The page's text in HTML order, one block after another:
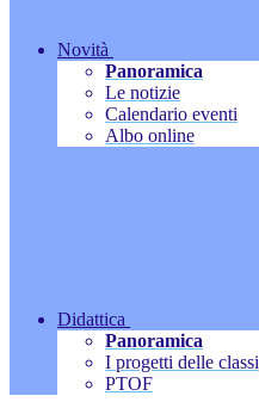
Novità
Panoramica
Le notizie
Calendario eventi
Albo online
Didattica
Panoramica
I progetti delle classi
PTOF